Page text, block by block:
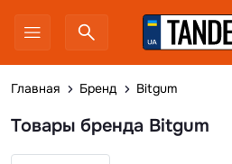
Главная Бренд Bitgum
Товары бренда Bitgum